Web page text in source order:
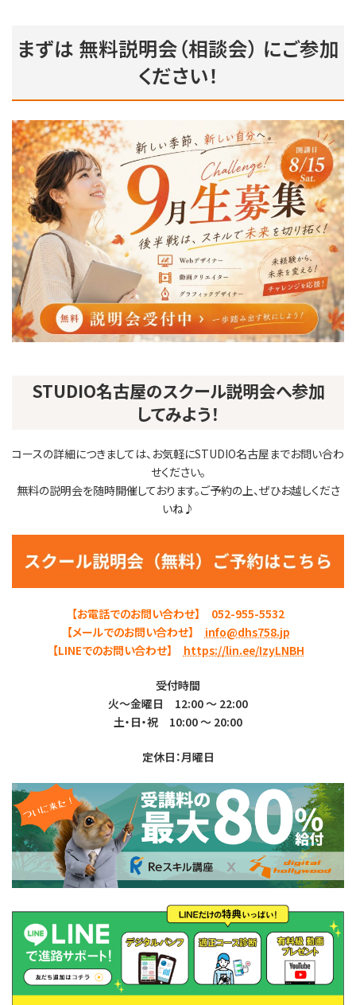
まずは 無料説明会（相談会） にご参加
ください！
STUDIO名古屋のスクール説明会へ参加
してみよう！
コースの詳細につきましては、お気軽にSTUDIO名古屋までお問い合わ
せください。
無料の説明会を随時開催しております。ご予約の上、ぜひお越しくださ
いね♪
【お電話でのお問い合わせ】 052-955-5532
【メールでのお問い合わせ】 info@dhs758.jp
【LINEでのお問い合わせ】 https://lin.ee/IzyLNBH
受付時間
火～金曜日 12:00 ～ 22:00
土・日・祝 10:00 ～ 20:00
定休日：月曜日